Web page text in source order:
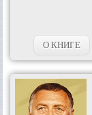
О КНИГЕ